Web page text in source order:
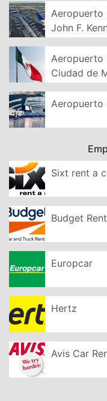
Aeropuerto
John F.
Aeropuerto
Ciudad de
Aeropuerto
Sixt rent a
Budget
Europcar
Hertz
Avis Car